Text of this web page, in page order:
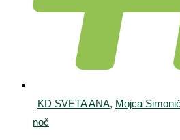
KD SVETA ANA, Mojca Simonič
noč